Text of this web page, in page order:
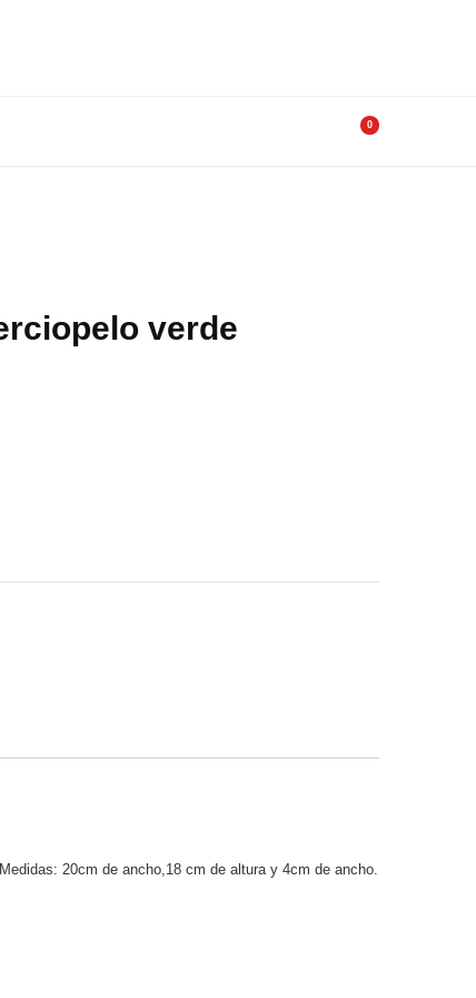
0
verde
de ancho,18 cm de altura y 4cm de ancho.